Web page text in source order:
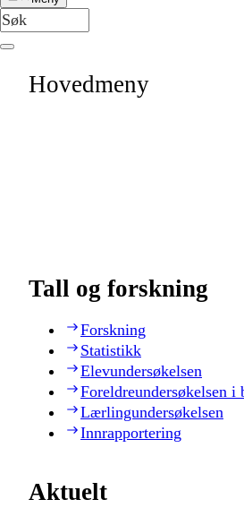
Hovedmeny
Tall og forskning
Forskning
Statistikk
Elevundersøkelsen
Foreldreundersøkelsen i
Lærlingundersøkelsen
Innrapportering
Aktuelt